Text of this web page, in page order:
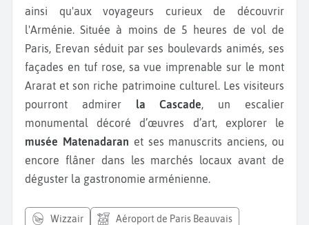
ainsi qu'aux voyageurs curieux de découvrir
l'Arménie. Située à moins de 5 heures de vol de
Paris, Erevan séduit par ses boulevards animés, ses
façades en tuf rose, sa vue imprenable sur le mont
Ararat et son riche patrimoine culturel. Les visiteurs
pourront admirerla Cascade, un escalier
monumental décoré d’œuvres d’art, explorer le
musée Matenadaran et ses manuscrits anciens, ou
encore flâner dans les marchés locaux avant de
déguster la gastronomie arménienne.
wizzair Aéroport de Paris Beauvais